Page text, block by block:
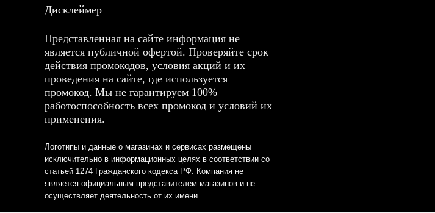
Дисклеймер
Представленная на сайте информация не
является публичной офертой. Проверяйте срок
действия промокодов, условия акций и их
проведения на сайте, где используется
промокод. Мы не гарантируем 100%
работоспособность всех промокод и условий их
применения.
Логотипы и данные о магазинах и сервисах размещены
исключительно в информационных целях в соответствии со
статьей 1274 Гражданского кодекса РФ. Компания не
является официальным представителем магазинов и не
осуществляет деятельность от их имени.